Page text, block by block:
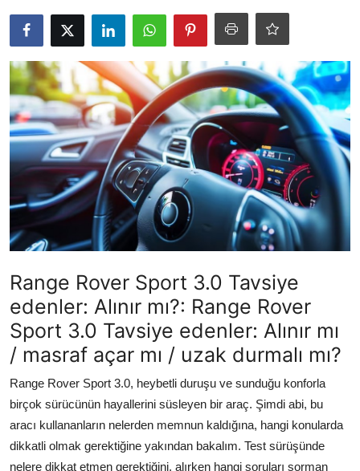
Bakım & Arıza Çözümleri
İkinci El & Ekspertiz
Muayene & Emisyon
Trafik Cezaları & Mevzuat
Ehliyet & Ruhsat İşlemleri
Sigorta & Kasko
Yakıt, LPG & Elektrikli
Range Rover Sport 3.0 Tavsiye
edenler: Alınır mı?: Range Rover
Sport 3.0 Tavsiye edenler: Alınır mı
/ masraf açar mı / uzak durmalı mı?
Range Rover Sport 3.0, heybetli duruşu ve sunduğu konforla
birçok sürücünün hayallerini süsleyen bir araç. Şimdi abi, bu
aracı kullananların nelerden memnun kaldığına, hangi konularda
dikkatli olmak gerektiğine yakından bakalım. Test sürüşünde
nelere dikkat etmen gerektiğini, alırken hangi soruları sorman